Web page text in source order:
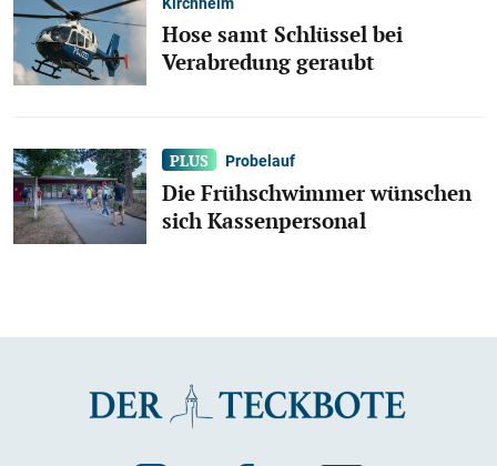
Hose samt Schlüssel bei
Verabredung geraubt
Probelauf
Die Frühschwimmer wünschen
sich Kassenpersonal